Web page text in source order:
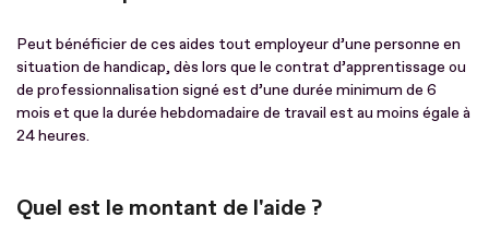
Peut bénéficier de ces aides tout employeur d’une personne en
situation de handicap, dès lors que le contrat d’apprentissage ou
de professionnalisation signé est d’une durée minimum de 6
mois et que la durée hebdomadaire de travail est au moins égale à
24 heures.
Quel est le montant de l'aide ?